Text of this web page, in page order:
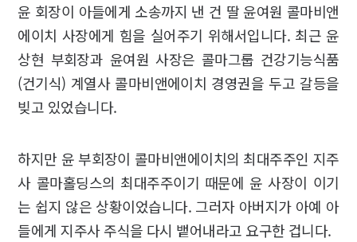
윤 회장이 아들에게 소송까지 낸 건 딸 윤여원 콜마비앤
에이치 사장에게 힘을 실어주기 위해서입니다. 최근 윤
상현 부회장과 윤여원 사장은 콜마그룹 건강기능식품
(건기식) 계열사 콜마비앤에이치 경영권을 두고 갈등을
빚고 있었습니다.
하지만 윤 부회장이 콜마비앤에이치의 최대주주인 지주
사 콜마홀딩스의 최대주주이기 때문에 윤 사장이 이기
는 쉽지 않은 상황이었습니다. 그러자 아버지가 아예 아
들에게 지주사 주식을 다시 뱉어내라고 요구한 겁니다.